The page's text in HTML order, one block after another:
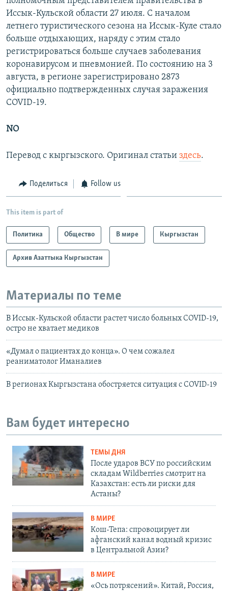
480p
1080p
Иссык-Кульской области 27 июля. С началом
летнего туристического сезона на Иссык-Куле стало
больше отдыхающих, наряду с этим стало
регистрироваться больше случаев заболевания
коронавирусом и пневмонией. По состоянию на 3
августа, в регионе зарегистрировано 2873
официально подтвержденных случая заражения
COVID-19.
NO
Перевод с кыргызского. Оригинал статьи здесь.
Поделиться Follow us
This item is part of
Политика Общество В мире Кыргызстан
Архив Азаттыка Кыргызстан
Материалы по теме
В Иссык-Кульской области растет число больных COVID-19,
остро не хватает медиков
«Думал о пациентах до конца». О чем сожалел
реаниматолог Иманалиев
В регионах Кыргызстана обостряется ситуация с COVID-19
Вам будет интересно
ТЕМЫ ДНЯ
После ударов ВСУ по российским
складам Wildberries смотрит на
Казахстан: есть ли риски для
Астаны?
В МИРЕ
Кош-Тепа: спровоцирует ли
афганский канал водный кризис
в Центральной Азии?
В МИРЕ
«Ось потрясений». Китай, Россия,